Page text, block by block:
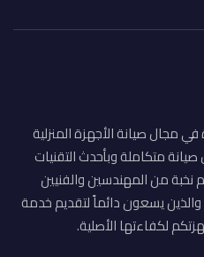
مجال صيانة الأجهزة المنزلية
متكاملة وبأحدث التقنيات
نخبة من المهندسين والفنيين
يسعون دائماً لتقديم خدمة
لكفاءتها الأصلية.